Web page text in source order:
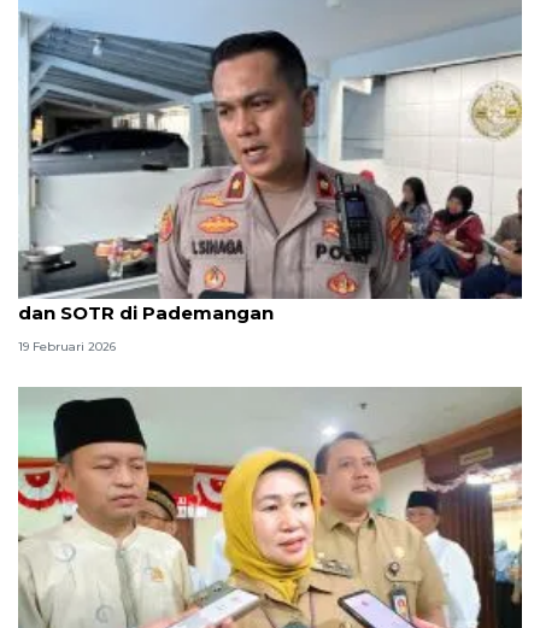
Polisi lakukan penyekatan untuk cegah tawuran
dan SOTR di Pademangan
19 Februari 2026